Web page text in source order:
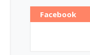
Facebook